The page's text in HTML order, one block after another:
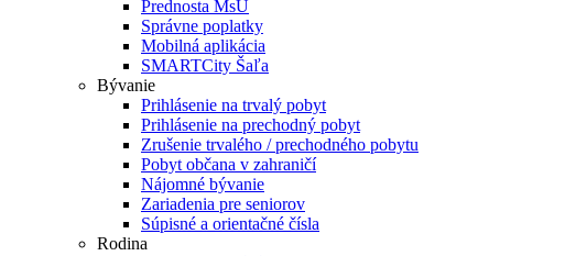
Prednosta MsÚ
Správne poplatky
Mobilná aplikácia
SMARTCity Šaľa
Bývanie
Prihlásenie na trvalý pobyt
Prihlásenie na prechodný pobyt
Zrušenie trvalého / prechodného pobytu
Pobyt občana v zahraničí
Nájomné bývanie
Zariadenia pre seniorov
Súpisné a orientačné čísla
Rodina